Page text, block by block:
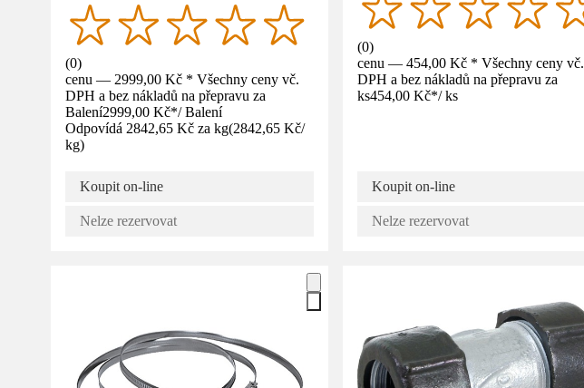
(0)
cenu — 2999,00 Kč * Všechny ceny vč.
DPH a bez nákladů na přepravu za
Balení2999,00 Kč*/ Balení
Odpovídá 2842,65 Kč za kg(2842,65 Kč/
kg)
Koupit on-line
Nelze rezervovat
(0)
cenu — 454,00 Kč * Všechny ceny vč.
DPH a bez nákladů na přepravu za
ks454,00 Kč*/ ks
Koupit on-line
Nelze rezervovat